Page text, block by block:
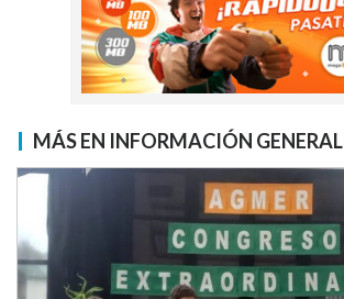
MÁS EN INFORMACIÓN GENERAL